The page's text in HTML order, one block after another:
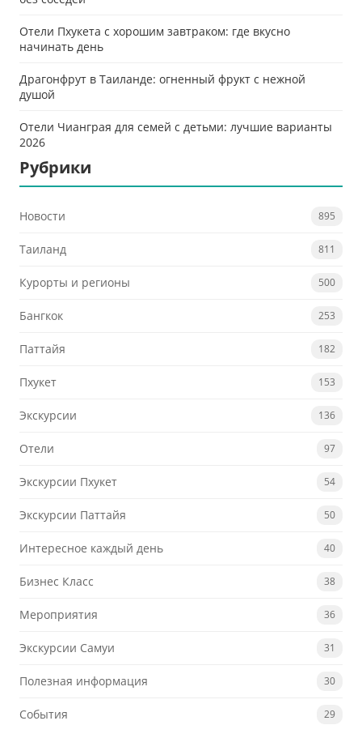
Отели Пхукета с хорошим завтраком: где вкусно
начинать день
Драгонфрут в Таиланде: огненный фрукт с нежной
душой
Отели Чианграя для семей с детьми: лучшие варианты
2026
Рубрики
Новости 895
Таиланд 811
Курорты и регионы 500
Бангкок 253
Паттайя 182
Пхукет 153
Экскурсии 136
Отели 97
Экскурсии Пхукет 54
Экскурсии Паттайя 50
Интересное каждый день 40
Бизнес Класс 38
Мероприятия 36
Экскурсии Самуи 31
Полезная информация 30
События 29